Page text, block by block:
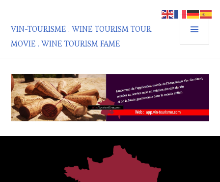
contenu
principal
VIN-TOURISME . WINE TOURISM TOUR
MOVIE . WINE TOURISM FAME